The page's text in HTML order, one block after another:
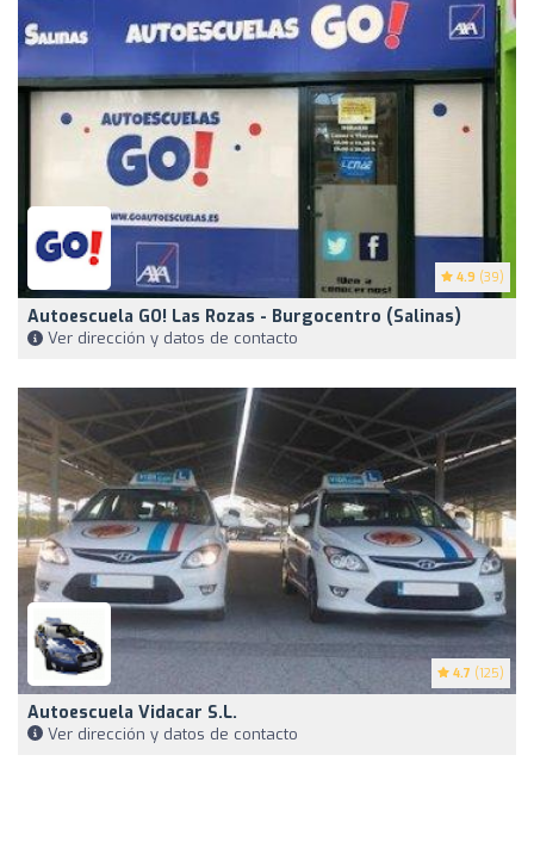
4.9 (39)
Autoescuela GO! Las Rozas - Burgocentro (Salinas)
Ver dirección y datos de contacto
4.7 (125)
Autoescuela Vidacar S.L.
Ver dirección y datos de contacto